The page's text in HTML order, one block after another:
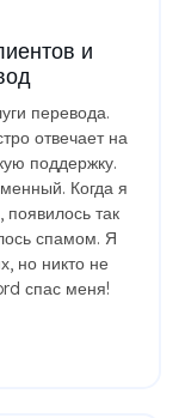
и
перевода.
отвечает на
поддержку.
Когда я
появилось так
спамом. Я
но никто не
спас меня!